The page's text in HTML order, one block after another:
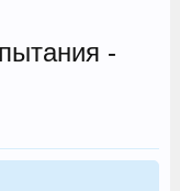
-